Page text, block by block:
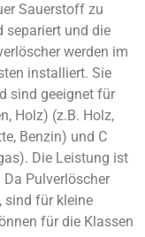
Sauerstoff zu
separiert und die
werden im
installiert. Sie
sind geeignet für
Holz) (z.B. Holz,
Benzin) und C
Die Leistung ist
Pulverlöscher
sind für kleine
für die Klassen